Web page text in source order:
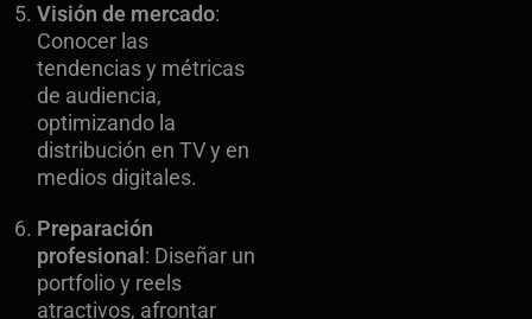
Visión de mercado:
Conocer las
tendencias y métricas
de audiencia,
optimizando la
distribución en TV y en
medios digitales.
Preparación
profesional : Diseñar un
portfolio y reels
atractivos, afrontar